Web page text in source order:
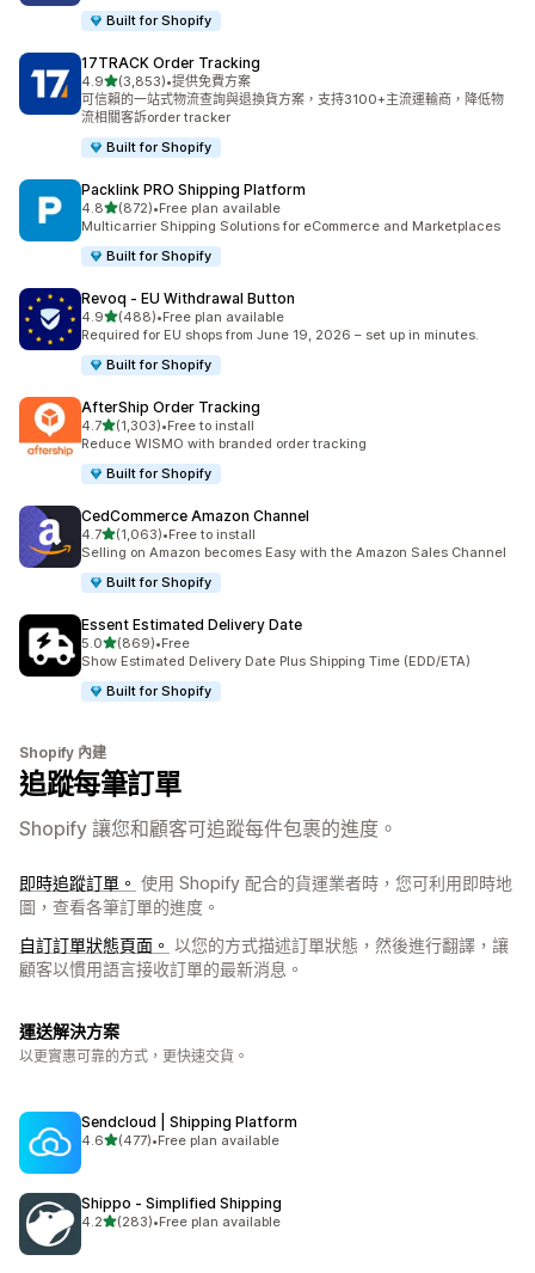
Built for Shopify
17TRACK Order Tracking
4.9滿分 5 顆星
(3,853)
共有 3853 則評價
•提供免費方案
可信賴的一站式物流查詢與退換貨方案，支持3100+主流運輸商，降低物
流相關客訴order tracker
Built for Shopify
Packlink PRO Shipping Platform
4.8滿分 5 顆星
(872)
共有 872 則評價
•Free plan available
Multicarrier Shipping Solutions for eCommerce and Marketplaces
Built for Shopify
Revoq ‑ EU Withdrawal Button
4.9滿分 5 顆星
(488)
共有 488 則評價
•Free plan available
Required for EU shops from June 19, 2026 – set up in minutes.
Built for Shopify
AfterShip Order Tracking
4.7滿分 5 顆星
(1,303)
共有 1303 則評價
•Free to install
Reduce WISMO with branded order tracking
Built for Shopify
CedCommerce Amazon Channel
4.7滿分 5 顆星
(1,063)
共有 1063 則評價
•Free to install
Selling on Amazon becomes Easy with the Amazon Sales Channel
Built for Shopify
Essent Estimated Delivery Date
5.0滿分 5 顆星
(869)
共有 869 則評價
•Free
Show Estimated Delivery Date Plus Shipping Time (EDD/ETA)
Built for Shopify
Shopify 內建
追蹤每筆訂單
Shopify 讓您和顧客可追蹤每件包裹的進度。
即時追蹤訂單。 使用 Shopify 配合的貨運業者時，您可利用即時地
圖，查看各筆訂單的進度。
自訂訂單狀態頁面。 以您的方式描述訂單狀態，然後進行翻譯，讓
顧客以慣用語言接收訂單的最新消息。
運送解決方案
以更實惠可靠的方式，更快速交貨。
Sendcloud | Shipping Platform
4.6滿分 5 顆星
(477)
共有 477 則評價
•Free plan available
Shippo ‑ Simplified Shipping
4.2滿分 5 顆星
(283)
共有 283 則評價
•Free plan available